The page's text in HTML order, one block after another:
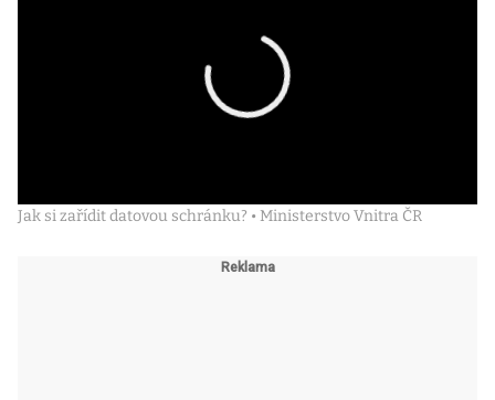
Jak si zařídit datovou schránku? • Ministerstvo Vnitra ČR